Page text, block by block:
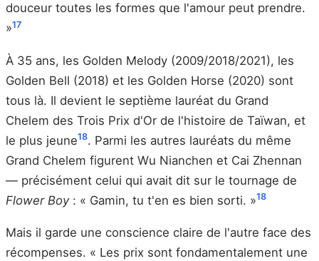
douceur toutes les formes que l'amour peut prendre.
»17
À 35 ans, les Golden Melody (2009/2018/2021), les
Golden Bell (2018) et les Golden Horse (2020) sont
tous là. Il devient le septième lauréat du Grand
Chelem des Trois Prix d'Or de l'histoire de Taïwan, et
le plus jeune18. Parmi les autres lauréats du même
Grand Chelem figurent Wu Nianchen et Cai Zhennan
— précisément celui qui avait dit sur le tournage de
Flower Boy: « Gamin, tu t'en es bien sorti. »18
Mais il garde une conscience claire de l'autre face des
récompenses. « Les prix sont fondamentalement une